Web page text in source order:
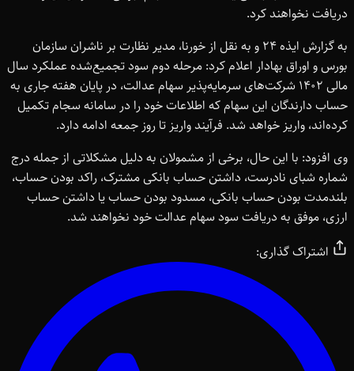
دریافت نخواهند کرد.
به گزارش ایذه ۲۴ و به نقل از خورنا، مدیر نظارت بر ناشران سازمان
بورس و اوراق بهادار اعلام کرد: مرحله دوم سود تجمیع‌شده عملکرد سال
مالی ۱۴۰۲ شرکت‌های سرمایه‌پذیر سهام عدالت، در پایان هفته جاری به
حساب دارندگان این سهام که اطلاعات خود را در سامانه سجام تکمیل
کرده‌اند، واریز خواهد شد. فرآیند واریز تا روز جمعه ادامه دارد.
وی افزود: با این حال، برخی از مشمولان به دلیل مشکلاتی از جمله درج
شماره شبای نادرست، داشتن حساب بانکی مشترک، راکد بودن حساب،
بلندمدت بودن حساب بانکی، مسدود بودن حساب یا داشتن حساب
ارزی، موفق به دریافت سود سهام عدالت خود نخواهند شد.
اشتراک گذاری: